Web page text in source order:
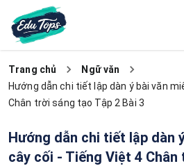
Trang chủ
Ngữ văn
Hướng dẫn chi tiết lập dàn ý bài văn
Chân trời sáng tạo Tập 2 Bài 3
Hướng dẫn chi tiết lập dàn
cây cối - Tiếng Việt 4